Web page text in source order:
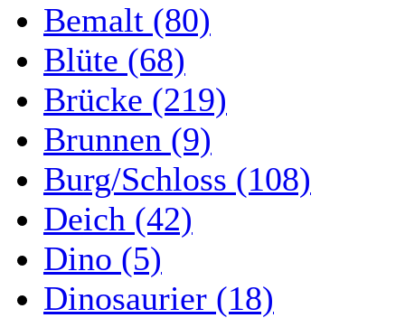
Bemalt (80)
Blüte (68)
Brücke (219)
Brunnen (9)
Burg/Schloss (108)
Deich (42)
Dino (5)
Dinosaurier (18)